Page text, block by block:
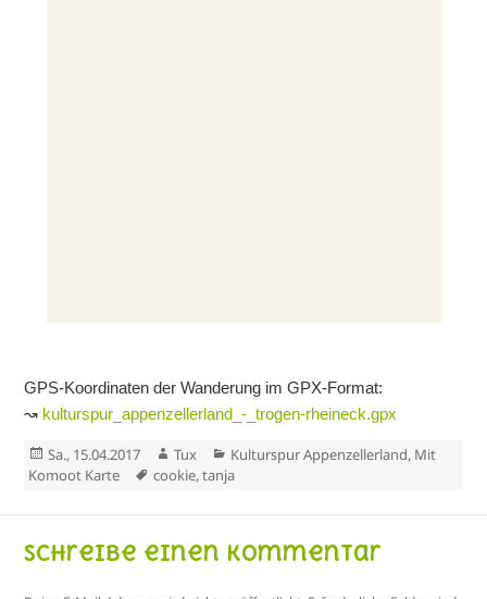
GPS-Koordinaten der Wanderung im GPX-Format:
↝ kulturspur_appenzellerland_-_trogen-rheineck.gpx
Veröffentlicht
am
Sa., 15.04.2017 Autor
Tux Kategorien
Kulturspur Appenzellerland, Mit
Komoot Karte
Schlagwörter
cookie,tanja
Schreibe einen Kommentar